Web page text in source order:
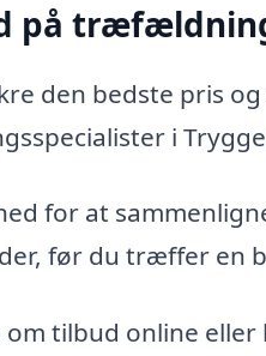
på
den bedste pris
i
for at
før du træffer en
tilbud online